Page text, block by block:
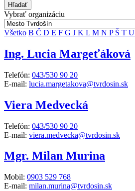
Hľadať
Vybrať organizáciu
Všetko B Č D E F G J K L M N P Š T U
Ing. Lucia Margeťáková
Telefón: 043/530 90 20
E-mail: lucia.margetakova@tvrdosin.sk
Viera Medvecká
Telefón: 043/530 90 20
E-mail: viera.medvecka@tvrdosin.sk
Mgr. Milan Murina
Mobil: 0903 529 768
E-mail: milan.murina@tvrdosin.sk